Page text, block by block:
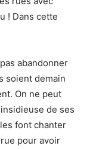
! Dans cette
abandonner
soient demain
On ne peut
de ses
font chanter
pour avoir